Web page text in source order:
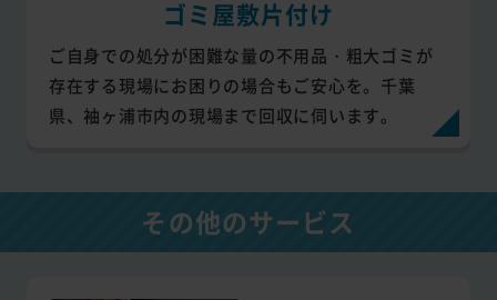
ゴミ屋敷片付け
ご自身での処分が困難な量の不用品・粗大ゴミが
存在する現場にお困りの場合もご安心を。千葉
県、袖ヶ浦市内の現場まで回収に伺います。
その他のサービス